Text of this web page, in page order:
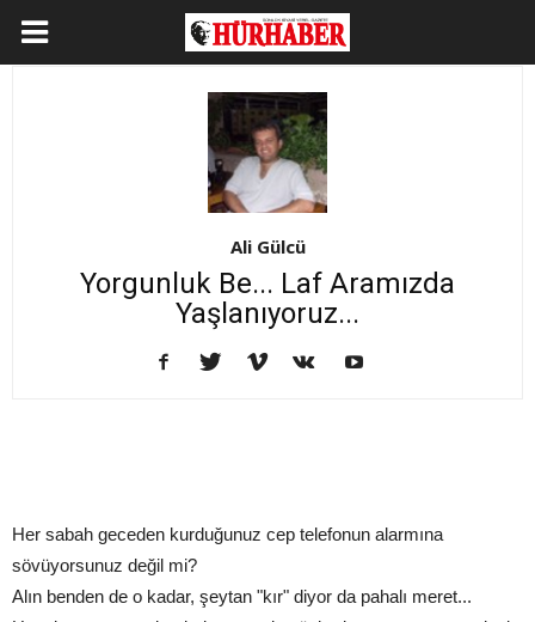
Ali Gülcü
Yorgunluk Be... Laf Aramızda
Yaşlanıyoruz...
Her sabah geceden kurduğunuz cep telefonun alarmına
sövüyorsunuz değil mi?
Alın benden de o kadar, şeytan "kır" diyor da pahalı meret...